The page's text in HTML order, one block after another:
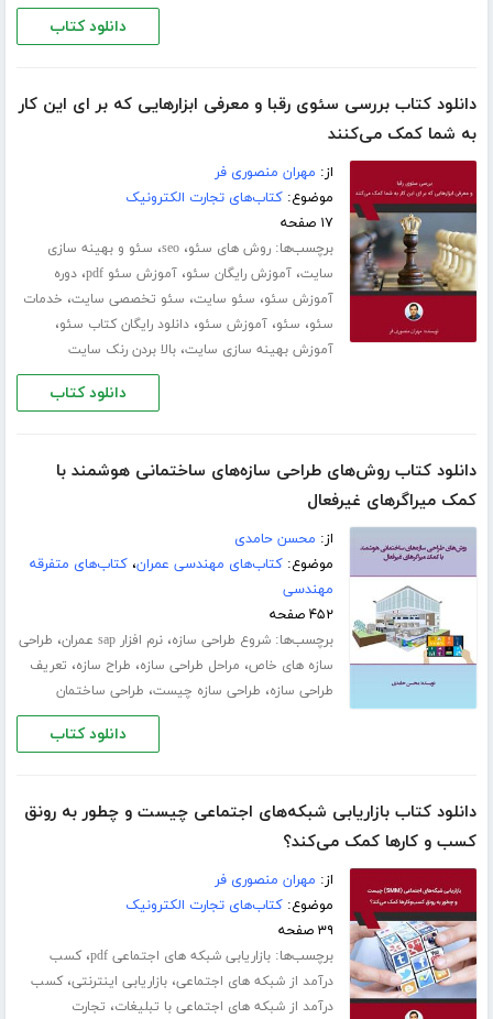
دانلود کتاب
دانلود کتاب بررسی سئوی رقبا و معرفی ابزارهایی که بر ای این کار
به شما کمک می‌کنند
از: مهران منصوری فر
موضوع:کتاب‌های تجارت الکترونیک
۱۷ صفحه
برچسب‌ها:روش های سئو،seo، سئو و بهینه سازی
سایت،آموزش رایگان سئو،آموزش سئو pdf ،دوره
آموزش سئو، سئو سایت، سئو تخصصی سایت، خدمات
سئو، سئو،آموزش سئو،دانلود رایگان کتاب سئو،
آموزش بهینه سازی سایت،بالا بردن رنک سایت
دانلود کتاب
دانلود کتاب روش‌های طراحی سازه‌های ساختمانی هوشمند با
کمک میراگرهای غیرفعال
از: محسن حامدی
موضوع:کتاب‌های مهندسی عمران،کتاب‌های متفرقه
مهندسی
۴۵۲ صفحه
برچسب‌ها:شروع طراحی سازه،نرم افزار sap عمران ، طراحی
سازه های خاص، مراحل طراحی سازه، طراح سازه، تعریف
طراحی سازه، طراحی سازه چیست، طراحی ساختمان
دانلود کتاب
دانلود کتاب بازاریابی شبکه‌های اجتماعی چیست و چطور به رونق
کسب و‌ کارها کمک می‌کند؟
از: مهران منصوری فر
موضوع:کتاب‌های تجارت الکترونیک
۳۹ صفحه
برچسب‌ها:بازاریابی شبکه های اجتماعی pdf ،کسب
درآمد از شبکه های اجتماعی،بازاریابی اینترنتی،کسب
درآمد از شبکه های اجتماعی با تبلیغات، تجارت